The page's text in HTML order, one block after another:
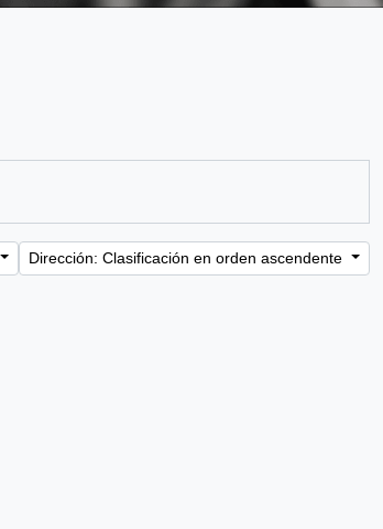
Dirección: Clasificación en orden ascendente